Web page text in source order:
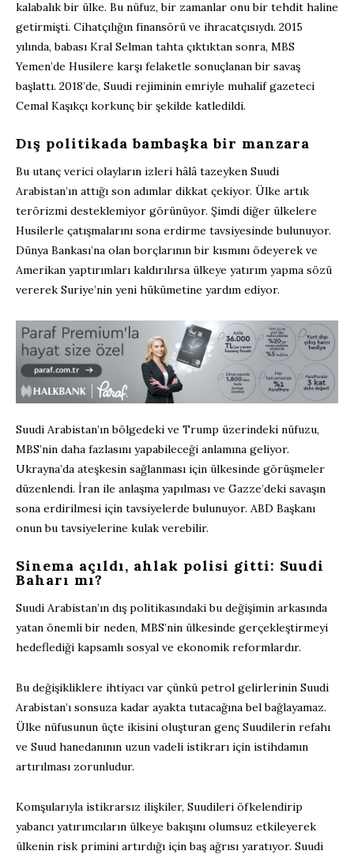
kalabalık bir ülke. Bu nüfuz, bir zamanlar onu bir tehdit haline
getirmişti. Cihatçılığın finansörü ve ihracatçısıydı. 2015
yılında, babası Kral Selman tahta çıktıktan sonra, MBS
Yemen’de Husilere karşı felaketle sonuçlanan bir savaş
başlattı. 2018’de, Suudi rejiminin emriyle muhalif gazeteci
Cemal Kaşıkçı korkunç bir şekilde katledildi.
Dış politikada bambaşka bir manzara
Bu utanç verici olayların izleri hâlâ tazeyken Suudi
Arabistan’ın attığı son adımlar dikkat çekiyor. Ülke artık
terörizmi desteklemiyor görünüyor. Şimdi diğer ülkelere
Husilerle çatışmalarını sona erdirme tavsiyesinde bulunuyor.
Dünya Bankası’na olan borçlarının bir kısmını ödeyerek ve
Amerikan yaptırımları kaldırılırsa ülkeye yatırım yapma sözü
vererek Suriye’nin yeni hükümetine yardım ediyor.
Suudi Arabistan’ın bölgedeki ve Trump üzerindeki nüfuzu,
MBS’nin daha fazlasını yapabileceği anlamına geliyor.
Ukrayna’da ateşkesin sağlanması için ülkesinde görüşmeler
düzenlendi. İran ile anlaşma yapılması ve Gazze’deki savaşın
sona erdirilmesi için tavsiyelerde bulunuyor. ABD Başkanı
onun bu tavsiyelerine kulak verebilir.
Sinema açıldı, ahlak polisi gitti: Suudi
Baharı mı?
Suudi Arabistan’ın dış politikasındaki bu değişimin arkasında
yatan önemli bir neden, MBS’nin ülkesinde gerçekleştirmeyi
hedeflediği kapsamlı sosyal ve ekonomik reformlardır.
Bu değişikliklere ihtiyacı var çünkü petrol gelirlerinin Suudi
Arabistan’ı sonsuza kadar ayakta tutacağına bel bağlayamaz.
Ülke nüfusunun üçte ikisini oluşturan genç Suudilerin refahı
ve Suud hanedanının uzun vadeli istikrarı için istihdamın
artırılması zorunludur.
Komşularıyla istikrarsız ilişkiler, Suudileri öfkelendirip
yabancı yatırımcıların ülkeye bakışını olumsuz etkileyerek
ülkenin risk primini artırdığı için baş ağrısı yaratıyor. Suudi